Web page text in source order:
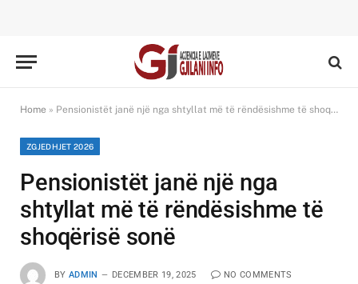
Home » Pensionistët janë një nga shtyllat më të rëndësishme të shoqërisë sonë
ZGJEDHJET 2026
Pensionistët janë një nga
shtyllat më të rëndësishme të
shoqërisë sonë
BY ADMIN DECEMBER 19, 2025 NO COMMENTS